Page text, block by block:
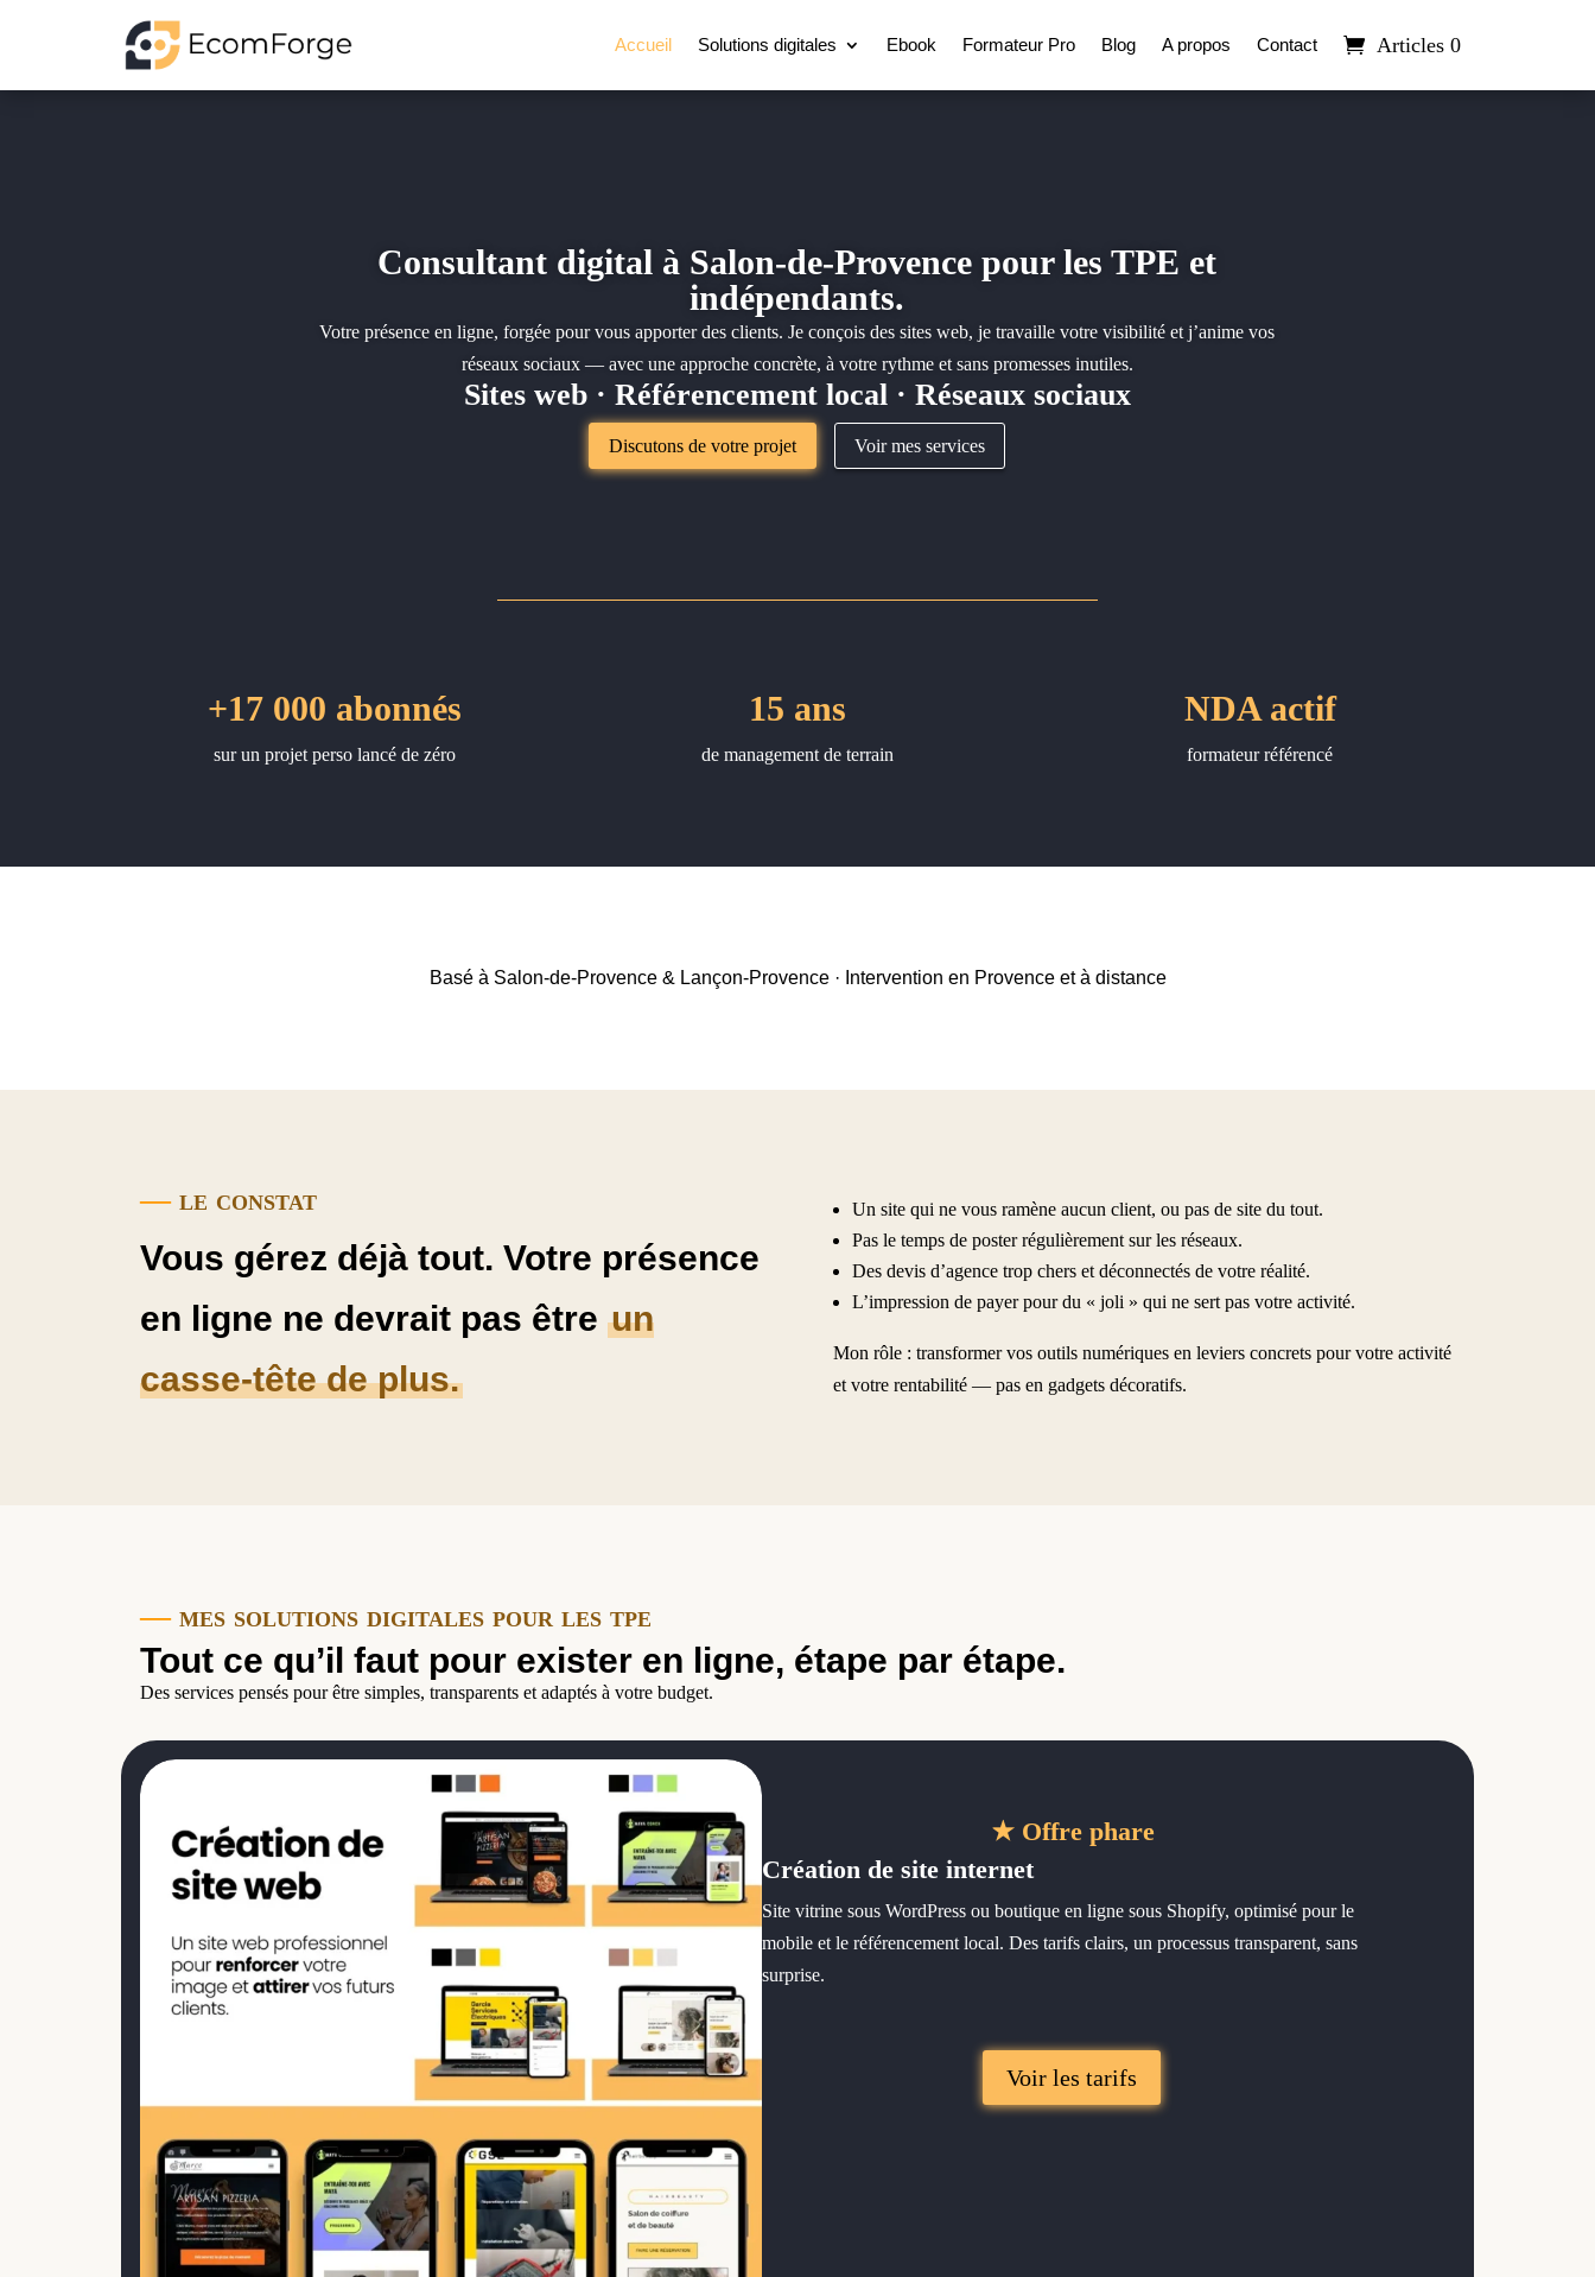
Accueil Solutions digitales Ebook Formateur Pro Blog A propos Contact Articles 0
Consultant digital à Salon-de-Provence pour les TPE et
indépendants.
Votre présence en ligne, forgée pour vous apporter des clients. Je conçois des sites web, je travaille votre visibilité et j’anime vos
réseaux sociaux — avec une approche concrète, à votre rythme et sans promesses inutiles.
Sites web · Référencement local · Réseaux sociaux
Discutons de votre projet Voir mes services
+17 000 abonnés
sur un projet perso lancé de zéro
15 ans
de management de terrain
NDA actif
formateur référencé
Basé à Salon-de-Provence & Lançon-Provence · Intervention en Provence et à distance
— le constat
Vous gérez déjà tout. Votre présence
en ligne ne devrait pas être un
casse-tête de plus.
Un site qui ne vous ramène aucun client, ou pas de site du tout.
Pas le temps de poster régulièrement sur les réseaux.
Des devis d’agence trop chers et déconnectés de votre réalité.
L’impression de payer pour du « joli » qui ne sert pas votre activité.
Mon rôle : transformer vos outils numériques en leviers concrets pour votre activité
et votre rentabilité — pas en gadgets décoratifs.
— mes solutions digitales pour les tpe
Tout ce qu’il faut pour exister en ligne, étape par étape.
Des services pensés pour être simples, transparents et adaptés à votre budget.
★ Offre phare
Création de site internet
Site vitrine sous WordPress ou boutique en ligne sous Shopify, optimisé pour le
mobile et le référencement local. Des tarifs clairs, un processus transparent, sans
surprise.
Voir les tarifs